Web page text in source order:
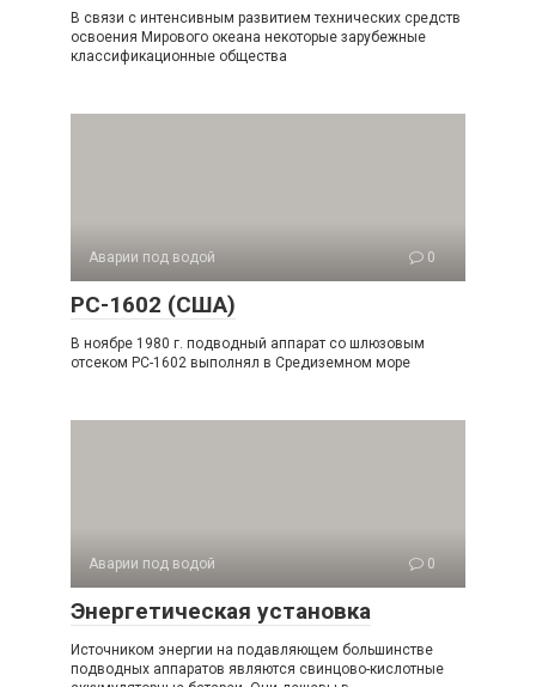
В связи с интенсивным развитием технических средств
освоения Мирового океана некоторые зарубежные
классификационные общества
Аварии под водой 0
РС-1602 (США)
В ноябре 1980 г. подводный аппарат со шлюзовым
отсеком РС-1602 выполнял в Средиземном море
Аварии под водой 0
Энергетическая установка
Источником энергии на подавляющем большинстве
подводных аппаратов являются свинцово-кислотные